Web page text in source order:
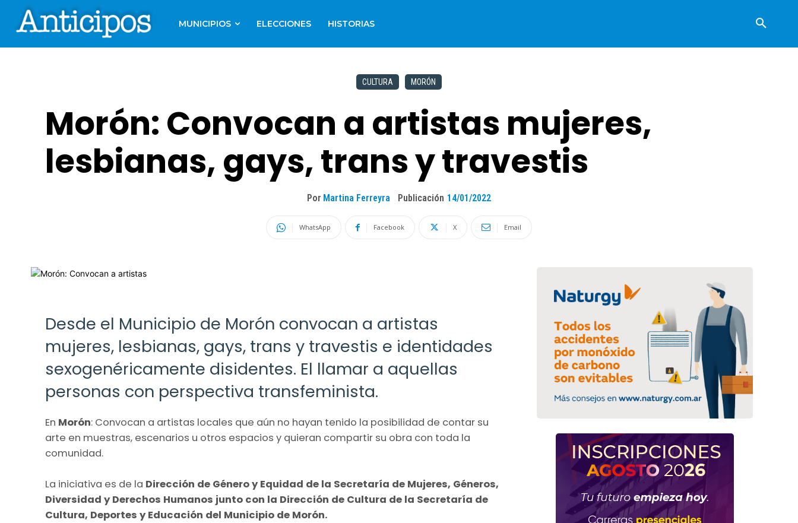
MUNICIPIOS ELECCIONES HISTORIAS
CULTURA MORÓN
Morón: Convocan a artistas mujeres,
lesbianas, gays, trans y travestis
Por Martina Ferreyra Publicación 14/01/2022
WhatsApp Facebook X Email
Desde el Municipio de Morón convocan a artistas
mujeres, lesbianas, gays, trans y travestis e identidades
sexogenéricamente disidentes. El llamar a aquellas
personas con perspectiva transfeminista.
En Morón: Convocan a artistas locales que aún no hayan tenido la posibilidad de contar su
arte en muestras, escenarios u otros espacios y quieran compartir su obra con toda la
comunidad.
La iniciativa es de la Dirección de Género y Equidad de la Secretaría de Mujeres, Géneros,
Diversidad y Derechos Humanos junto con la Dirección de Cultura de la Secretaría de
Cultura, Deportes y Educación del Municipio de Morón.